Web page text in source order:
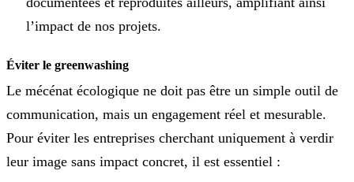
l’impact de nos projets.
Éviter le greenwashing
Le mécénat écologique ne doit pas être un simple outil de
communication, mais un engagement réel et mesurable.
Pour éviter les entreprises cherchant uniquement à verdir
leur image sans impact concret, il est essentiel :